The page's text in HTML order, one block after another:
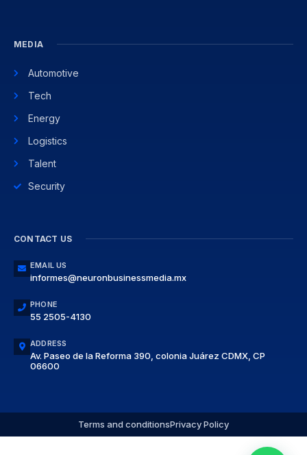
MEDIA
Automotive
Tech
Energy
Logistics
Talent
Security
CONTACT US
EMAIL US
informes@neuronbusinessmedia.mx
PHONE
55 2505-4130
ADDRESS
Av. Paseo de la Reforma 390, colonia Juárez CDMX, CP
06600
Terms and conditionsPrivacy Policy